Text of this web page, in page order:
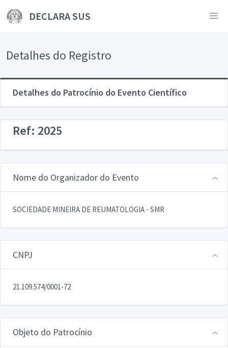
DECLARA SUS
Detalhes do Registro
Detalhes do Patrocínio do Evento Científico
Ref: 2025
Nome do Organizador do Evento
SOCIEDADE MINEIRA DE REUMATOLOGIA - SMR
CNPJ
21.109.574/0001-72
Objeto do Patrocínio